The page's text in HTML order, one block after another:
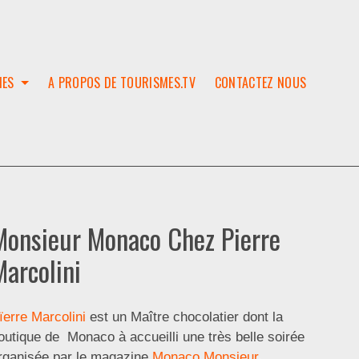
A PROPOS DE TOURISMES.TV CONTACTEZ NOUS
Monaco Chez Pierre
Marcolini est un Maître chocolatier dont la
de Monaco à accueilli une très belle soirée